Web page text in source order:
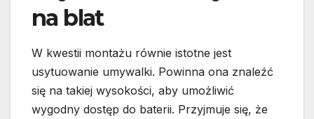
na blat
W kwestii montażu równie istotne jest
usytuowanie umywalki. Powinna ona znaleźć
się na takiej wysokości, aby umożliwić
wygodny dostęp do baterii. Przyjmuje się, że